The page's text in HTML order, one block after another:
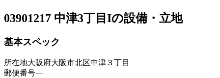
03901217 中津3丁目Iの設備・立地
基本スペック
所在地大阪府大阪市北区中津３丁目
郵便番号—